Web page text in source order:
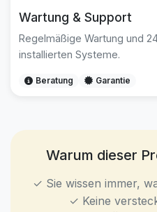
Wartung & Support
Regelmäßige Wartung und
installierten Systeme.
Beratung Garantie
Warum dieser
✓ Sie wissen immer,
✓ Keine